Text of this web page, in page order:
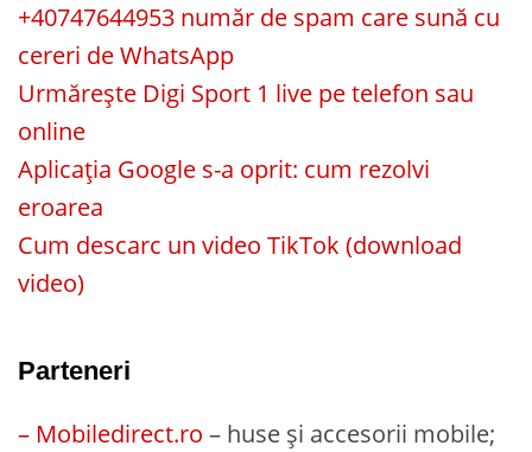
+40747644953 număr de spam care sună cu
cereri de WhatsApp
Urmărește Digi Sport 1 live pe telefon sau
online
Aplicația Google s-a oprit: cum rezolvi
eroarea
Cum descarc un video TikTok (download
video)
Parteneri
– Mobiledirect.ro – huse și accesorii mobile;